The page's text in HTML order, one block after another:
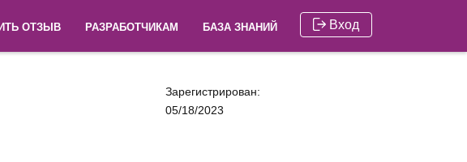
ОТЗЫВ РАЗРАБОТЧИКАМ БАЗА ЗНАНИЙ Вход
Зарегистрирован:
05/18/2023